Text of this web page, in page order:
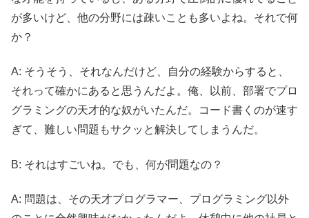
が多いけど、他の分野には疎いことも多いよね。それで何
か？
A: そうそう、それなんだけど、自分の経験からすると、
それって確かにあると思うんだよ。俺、以前、部署でプロ
グラミングの天才的な奴がいたんだ。コード書くのが速す
ぎて、難しい問題もサクッと解決してしまうんだ。
B: それはすごいね。でも、何が問題なの？
A: 問題は、その天才プログラマー、プログラミング以外